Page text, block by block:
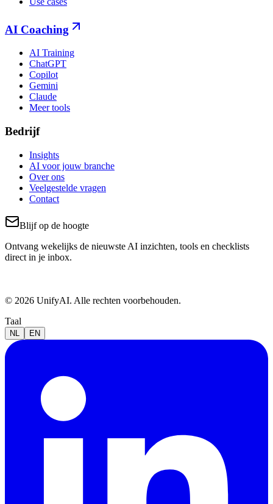
AI Coaching
AI Training
ChatGPT
Copilot
Gemini
Claude
Meer tools
Bedrijf
Insights
AI voor jouw branche
Over ons
Veelgestelde vragen
Contact
Blijf op de hoogte
Ontvang wekelijks de nieuwste AI inzichten, tools en checklists
direct in je inbox.
© 2026 UnifyAI. Alle rechten voorbehouden.
Taal
NL EN